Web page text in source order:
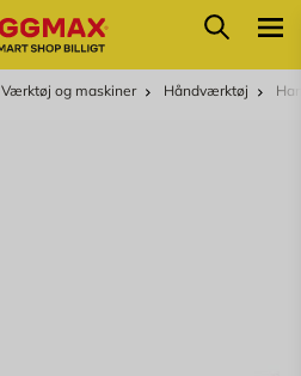
Søg
Værktøj og maskiner Håndværktøj